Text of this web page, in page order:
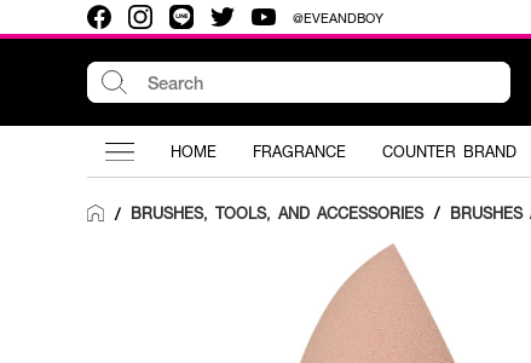
@EVEANDBOY
HOME FRAGRANCE COUNTER BRAND
/ BRUSHES, TOOLS, AND ACCESSORIES / BRUSHES